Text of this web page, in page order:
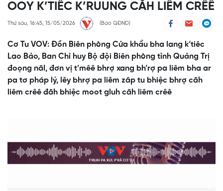
OOY K’TIÊC K’RUUNG CĂH LIÊM CRÊÊ
Thứ sáu, 16:45, 15/05/2026 (Báo QĐND)
Cơ Tu VOV: Đồn Biên phòng Cửa khẩu bha lang k’tiêc
Lao Bảo, Ban Chỉ huy Bộ đội Biên phòng tỉnh Quảng Trị
đoọng năl, đơn vị t’mêê bhrợ xang bh’rợ pa liêm bha ar
pa tơ pháp lý, lêy bhrợ pa liêm zâp tu bhiệc bhrợ căh
liêm crêê đăh bhiệc moot gluh căh liêm crêê